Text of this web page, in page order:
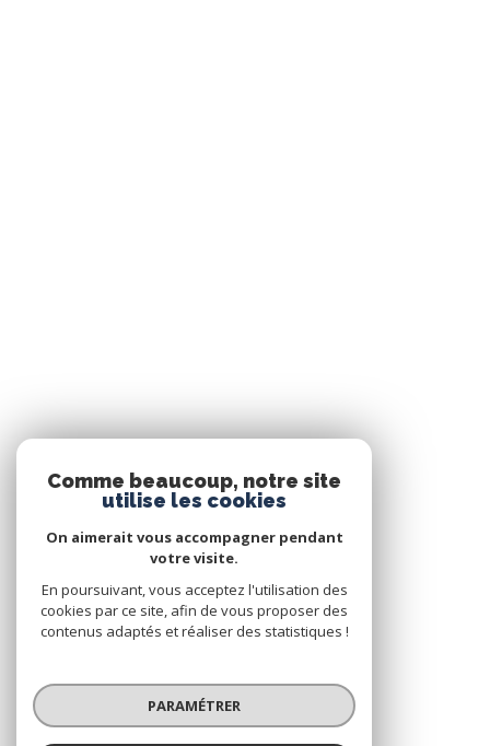
Comme beaucoup, notre site
utilise les cookies
On aimerait vous accompagner pendant
votre visite.
En poursuivant, vous acceptez l'utilisation des
cookies par ce site, afin de vous proposer des
contenus adaptés et réaliser des statistiques !
PARAMÉTRER